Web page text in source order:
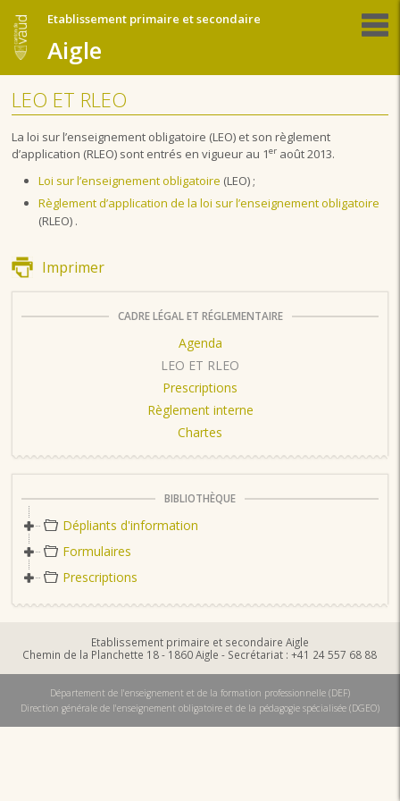
Etablissement primaire et secondaire
Aigle
LEO ET RLEO
La loi sur l’enseignement obligatoire (LEO) et son règlement
d’application (RLEO) sont entrés en vigueur au 1er août 2013.
Loi sur l’enseignement obligatoire (LEO) ;
Règlement d’application de la loi sur l’enseignement obligatoire
(RLEO) .
Imprimer
CADRE LÉGAL ET RÉGLEMENTAIRE
Agenda
LEO ET RLEO
Prescriptions
Règlement interne
Chartes
BIBLIOTHÈQUE
Dépliants d'information
Formulaires
Prescriptions
Etablissement primaire et secondaire Aigle
Chemin de la Planchette 18 - 1860 Aigle - Secrétariat : +41 24 557 68 88
Département de l'enseignement et de la formation professionnelle (DEF)
Direction générale de l'enseignement obligatoire et de la pédagogie spécialisée (DGEO)